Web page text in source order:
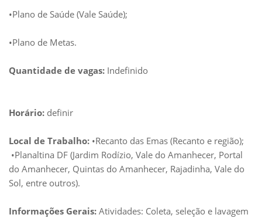
•Plano de Saúde (Vale Saúde);
•Plano de Metas.
Quantidade de vagas: Indefinido
Horário: definir
Local de Trabalho: •Recanto das Emas (Recanto e região);
•Planaltina DF (Jardim Rodízio, Vale do Amanhecer, Portal
do Amanhecer, Quintas do Amanhecer, Rajadinha, Vale do
Sol, entre outros).
Informações Gerais: Atividades: Coleta, seleção e lavagem